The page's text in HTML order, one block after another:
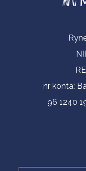
Informacje
nr konta:
96 1240